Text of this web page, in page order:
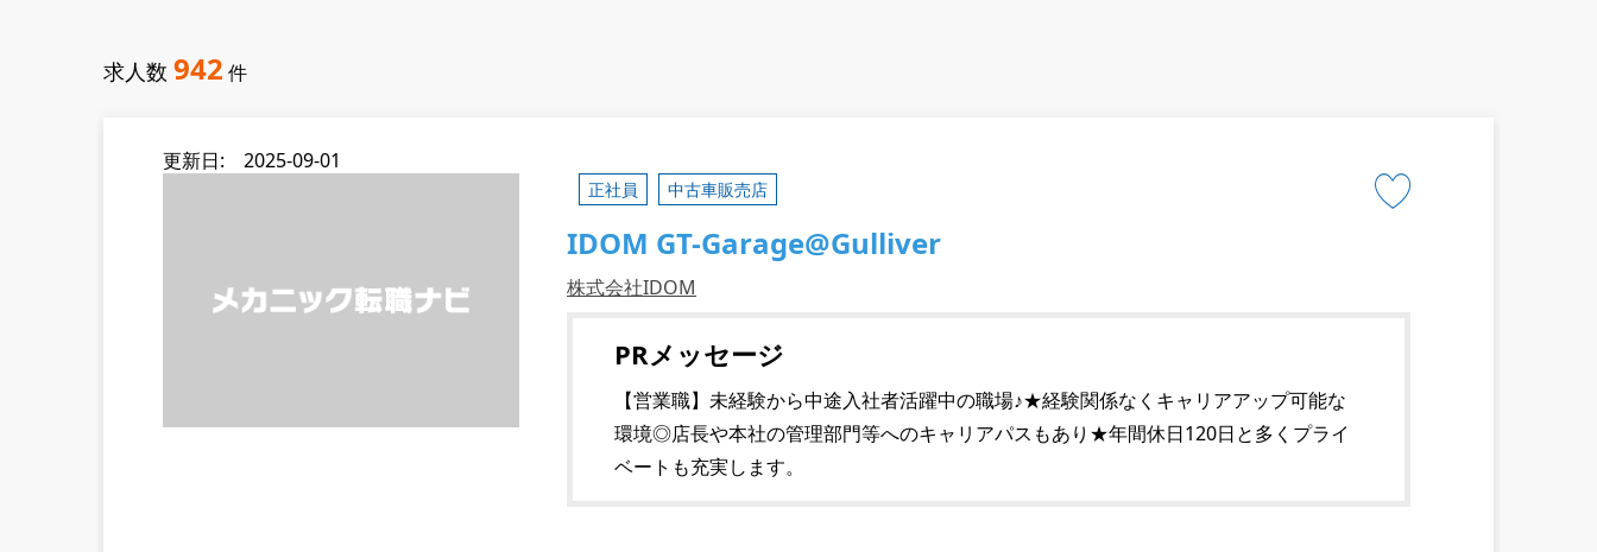
求人数 942 件
更新日: 2025-09-01
正社員 中古車販売店
IDOM GT-Garage@Gulliver
株式会社IDOM
PRメッセージ
【営業職】未経験から中途入社者活躍中の職場♪★経験関係なくキャリアアップ可能な
環境◎店長や本社の管理部門等へのキャリアパスもあり★年間休日120日と多くプライ
ベートも充実します。